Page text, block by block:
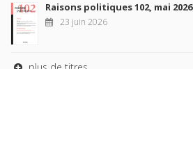
Raisons politiques 102, mai 2026
23 juin 2026
plus de titres